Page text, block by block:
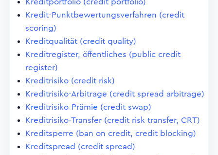
Kreditportfolio (credit portfolio)
Kredit-Punktbewertungsverfahren (credit
scoring)
Kreditqualität (credit quality)
Kreditregister, öffentliches (public credit
register)
Kreditrisiko (credit risk)
Kreditrisiko-Arbitrage (credit spread arbitrage)
Kreditrisiko-Prämie (credit swap)
Kreditrisiko-Transfer (credit risk transfer, CRT)
Kreditsperre (ban on credit, credit blocking)
Kreditspread (credit spread)